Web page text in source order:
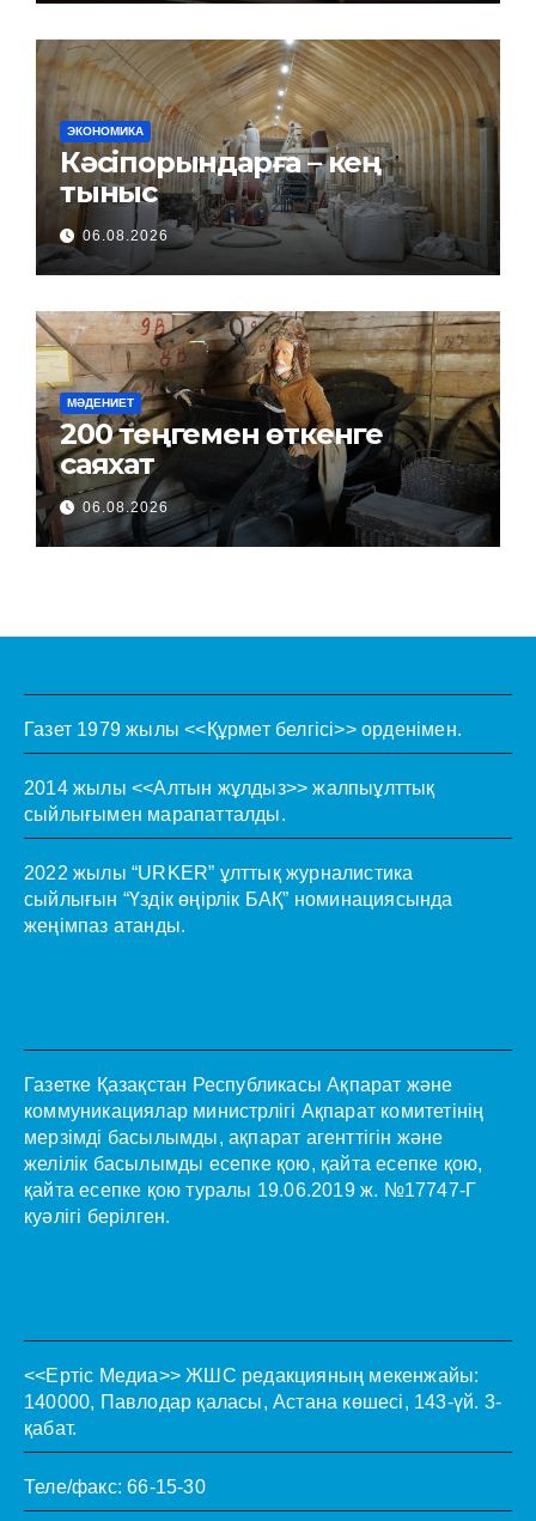
ЭКОНОМИКА
Кәсіпорындарға – кең
тыныс
06.08.2026
МӘДЕНИЕТ
200 теңгемен өткенге
саяхат
06.08.2026
Газет 1979 жылы <<Құрмет белгісі>> орденімен.
2014 жылы <<Алтын жұлдыз>> жалпыұлттық
сыйлығымен марапатталды.
2022 жылы “URKER” ұлттық журналистика
сыйлығын “Үздік өңірлік БАҚ” номинациясында
жеңімпаз атанды.
Газетке Қазақстан Республикасы Ақпарат және
коммуникациялар министрлігі Ақпарат комитетінің
мерзімді басылымды, ақпарат агенттігін және
желілік басылымды есепке қою, қайта есепке қою,
қайта есепке қою туралы 19.06.2019 ж. №17747-Г
куәлігі берілген.
<<Ертіс Медиа>> ЖШС редакцияның мекенжайы:
140000, Павлодар қаласы, Астана көшесі, 143-үй. 3-
қабат.
Теле/факс: 66-15-30